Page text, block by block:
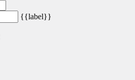
{{label}}